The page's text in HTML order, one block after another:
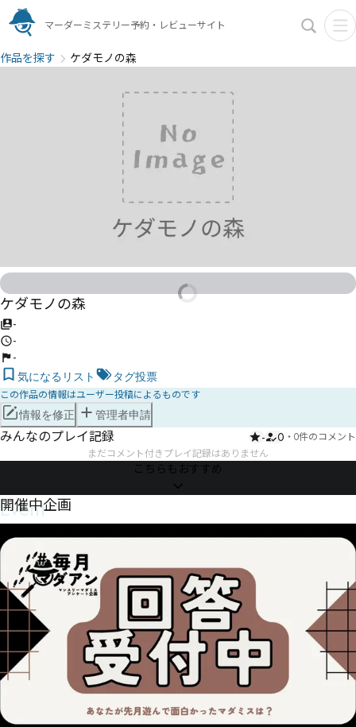
マーダーミステリー予約・レビューサイト
作品を探す ケダモノの森
ケダモノの森
-
-
-
気になるリスト タグ投票
この作品の情報はユーザー投稿によるものです
情報を修正 管理者申請
みんなのプレイ記録 - 0 ・ 0件のコメント
まだコメント付きプレイ記録はありません
こちらもおすすめ
Event
開催中企画